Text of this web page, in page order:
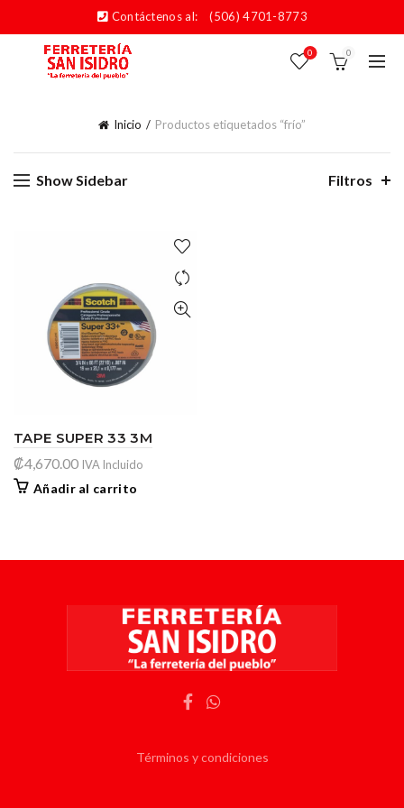
Contáctenos al: (506) 4701-8773
0 0
Inicio Productos etiquetados “frío”
Show Sidebar Filtros
TAPE SUPER 33 3M
₡4,670.00 IVA Incluido
Añadir al carrito
Términos y condiciones